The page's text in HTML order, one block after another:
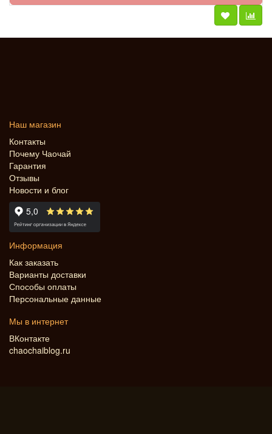
Наш магазин
Контакты
Почему Чаочай
Гарантия
Отзывы
Новости и блог
Информация
Как заказать
Варианты доставки
Способы оплаты
Персональные данные
Мы в интернет
ВКонтакте
chaochaiblog.ru